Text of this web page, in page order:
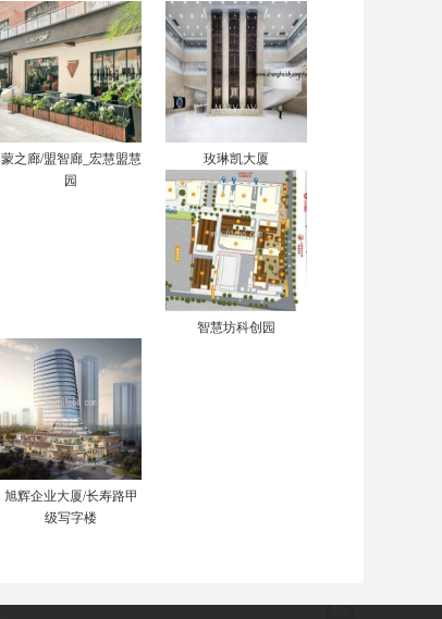
蒙之廊/盟智廊_宏慧盟慧
园
玫琳凯大厦
智慧坊科创园
旭辉企业大厦/长寿路甲
级写字楼